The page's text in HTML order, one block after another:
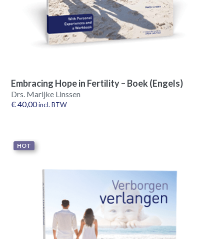
Embracing Hope in Fertility – Boek (Engels)
Drs. Marijke Linssen
€40,00incl. BTW
HOT